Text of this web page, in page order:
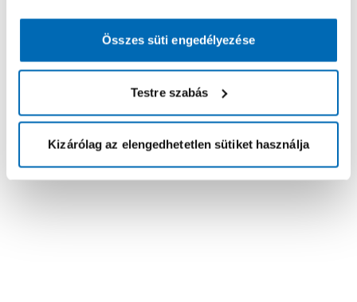
Összes süti engedélyezése
Testre szabás
Kizárólag az elengedhetetlen sütiket használja